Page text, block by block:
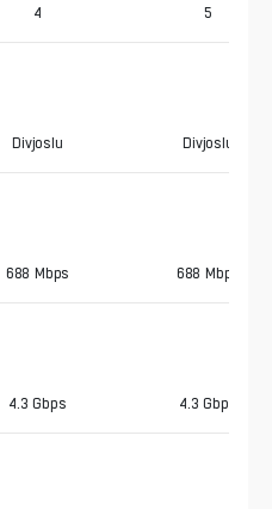
4 5
Divjoslu Divjoslu
688 Mbps 688 Mbps
4.3 Gbps 4.3 Gbps